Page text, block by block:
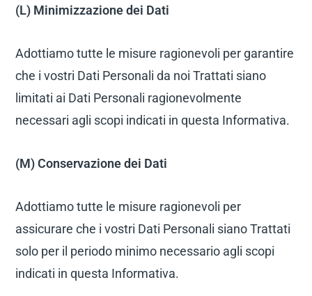
(L) Minimizzazione dei Dati
Adottiamo tutte le misure ragionevoli per garantire
che i vostri Dati Personali da noi Trattati siano
limitati ai Dati Personali ragionevolmente
necessari agli scopi indicati in questa Informativa.
(M) Conservazione dei Dati
Adottiamo tutte le misure ragionevoli per
assicurare che i vostri Dati Personali siano Trattati
solo per il periodo minimo necessario agli scopi
indicati in questa Informativa.